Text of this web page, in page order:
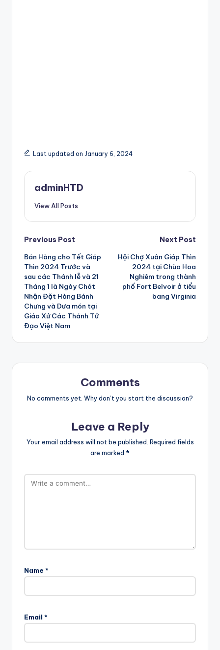
Last updated on January 6, 2024
adminHTD
View All Posts
Post
navigation
Previous Post
Bán Hàng cho Tết Giáp
Thìn 2024 Trước và
sau các Thánh lễ và 21
Tháng 1 là Ngày Chót
Nhận Đặt Hàng Bánh
Chưng và Dưa món tại
Giáo Xứ Các Thánh Tử
Đạo Việt Nam
Next Post
Hội Chợ Xuân Giáp Thìn
2024 tại Chùa Hoa
Nghiêm trong thành
phố Fort Belvoir ở tiểu
bang Virginia
Comments
No comments yet. Why don’t you start the discussion?
Leave a Reply
Your email address will not be published. Required fields
are marked *
Name *
Email *